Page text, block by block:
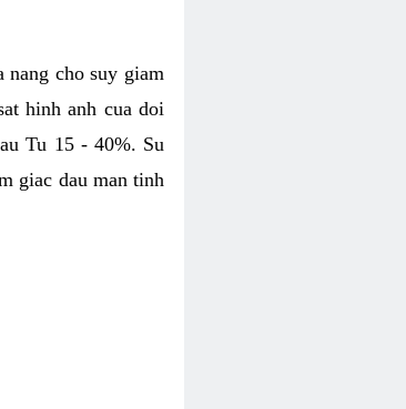
cho suy giam
hinh anh cua doi
Tu 15 - 40%. Su
giac dau man tinh